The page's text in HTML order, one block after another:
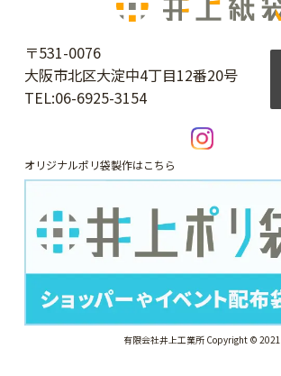
〒531-0076
大阪市北区大淀中4丁目12番20号
TEL:06-6925-3154
オリジナルポリ袋製作はこちら
有限会社井上工業所 Copyright © 2021